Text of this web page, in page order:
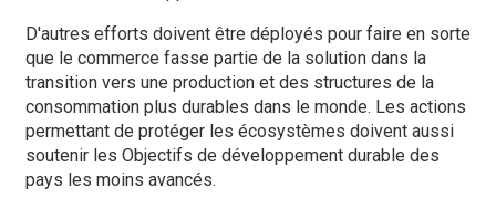
D'autres efforts doivent être déployés pour faire en sorte
que le commerce fasse partie de la solution dans la
transition vers une production et des structures de la
consommation plus durables dans le monde. Les actions
permettant de protéger les écosystèmes doivent aussi
soutenir les Objectifs de développement durable des
pays les moins avancés.